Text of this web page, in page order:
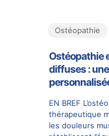
Ostéopathie
Ostéopathie
diffuses :
EN BREF
thérapeutique
les douleurs